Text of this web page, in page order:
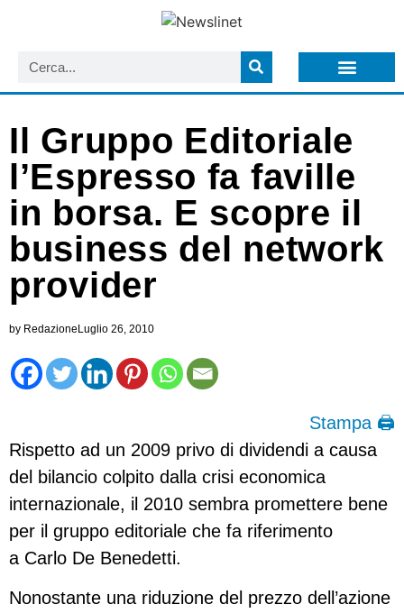
Il Gruppo Editoriale
l’Espresso fa faville
in borsa. E scopre il
business del network
provider
by RedazioneLuglio 26, 2010
Stampa 🖨
Rispetto ad un 2009 privo di dividendi a causa
del bilancio colpito dalla crisi economica
internazionale, il 2010 sembra promettere bene
per il gruppo editoriale che fa riferimento
a Carlo De Benedetti.
Nonostante una riduzione del prezzo dell’azione